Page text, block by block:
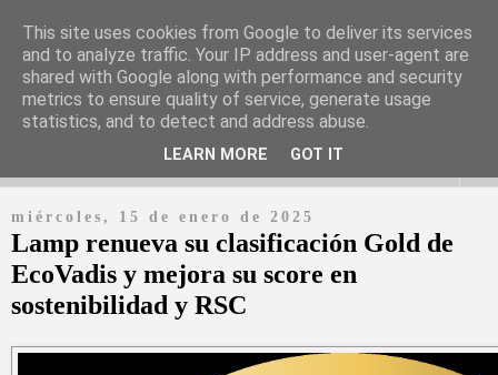
Periódico digital en español con información y noticias de las
empresas más relevantes
miércoles, 15 de enero de 2025
Lamp renueva su clasificación Gold de
EcoVadis y mejora su score en
sostenibilidad y RSC
This site uses cookies from Google to deliver its services
and to analyze traffic. Your IP address and user-agent are
shared with Google along with performance and security
metrics to ensure quality of service, generate usage
statistics, and to detect and address abuse.
LEARN MORE GOT IT